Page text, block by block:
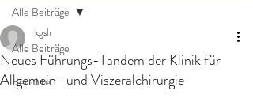
Alle Beiträge
Berichte
Alle Beiträge
Neues Führungs-Tandem der Klinik für
Allgemein- und Viszeralchirurgie
kgsh